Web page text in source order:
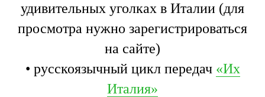
удивительных уголках в Италии (для
просмотра нужно зарегистрироваться
на сайте)
• русскоязычный цикл передач «Их
Италия»